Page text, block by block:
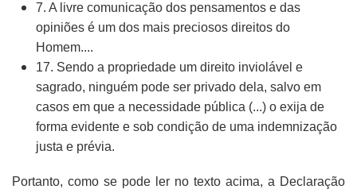
7. A livre comunicação dos pensamentos e das
opiniões é um dos mais preciosos direitos do
Homem....
17. Sendo a propriedade um direito inviolável e
sagrado, ninguém pode ser privado dela, salvo em
casos em que a necessidade pública (...) o exija de
forma evidente e sob condição de uma indemnização
justa e prévia.
Portanto, como se pode ler no texto acima, a Declaração